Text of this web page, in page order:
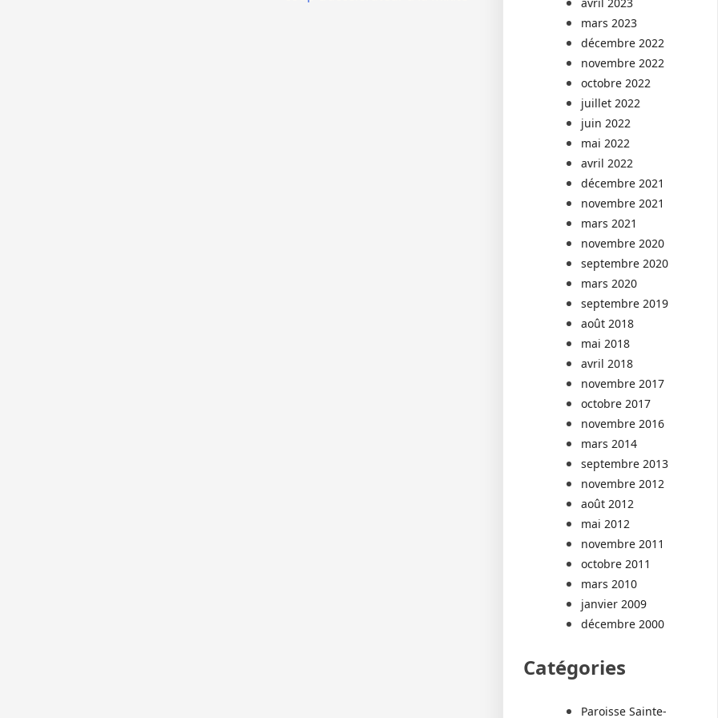
mars 2023
décembre 2022
novembre 2022
octobre 2022
juillet 2022
juin 2022
mai 2022
avril 2022
décembre 2021
novembre 2021
mars 2021
novembre 2020
septembre 2020
mars 2020
septembre 2019
août 2018
mai 2018
avril 2018
novembre 2017
octobre 2017
novembre 2016
mars 2014
septembre 2013
novembre 2012
août 2012
mai 2012
novembre 2011
octobre 2011
mars 2010
janvier 2009
décembre 2000
Catégories
Paroisse Sainte-